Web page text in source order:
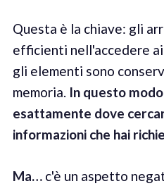
Questa è la chiave: gli
efficienti nell'accedere
gli elementi sono
memoria. In questo
esattamente dove
informazioni che hai
Ma… c'è un aspetto